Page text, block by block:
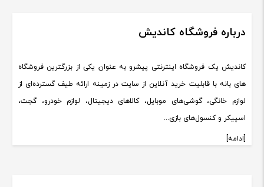
درباره فروشگاه کاندیش
کاندیش یک فروشگاه اینترنتی پیشرو به عنوان یکی از بزرگترین فروشگاه
های بانه با قابلیت خرید آنلاین از سایت در زمینه ارائه طیف گسترده‌ای از
لوازم خانگی، گوشی‌های موبایل، کالاهای دیجیتال، لوازم خودرو، گجت،
اسپیکر و کنسول‌های بازی...
[ادامه]